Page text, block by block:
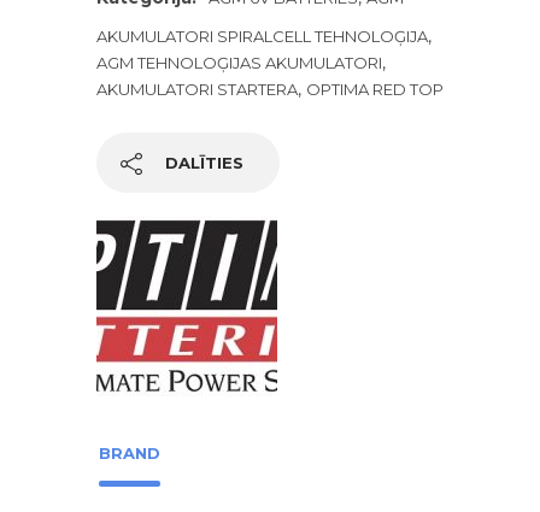
AKUMULATORI SPIRALCELL TEHNOLOĢIJA,
AGM TEHNOLOĢIJAS AKUMULATORI,
AKUMULATORI STARTERA, OPTIMA RED TOP
DALĪTIES
BRAND